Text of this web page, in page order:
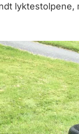
lyktestolpene,